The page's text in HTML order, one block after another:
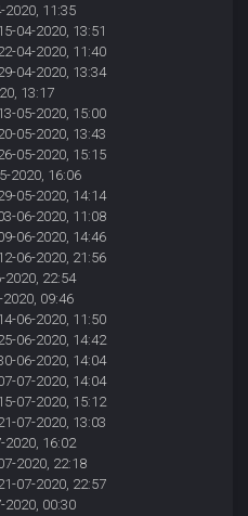
2020, 11:35
04-2020, 13:51
04-2020, 11:40
04-2020, 13:34
13:17
05-2020, 15:00
05-2020, 13:43
05-2020, 15:15
2020, 16:06
05-2020, 14:14
06-2020, 11:08
06-2020, 14:46
06-2020, 21:56
2020, 22:54
09:46
06-2020, 11:50
06-2020, 14:42
06-2020, 14:04
07-2020, 14:04
07-2020, 15:12
07-2020, 13:03
2020, 16:02
2020, 22:18
07-2020, 22:57
2020, 00:30